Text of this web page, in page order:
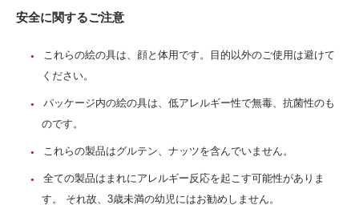
安全に関するご注意
これらの絵の具は、顔と体用です。目的以外のご使用は避けて
ください。
パッケージ内の絵の具は、低アレルギー性で無毒、抗菌性のも
のです。
これらの製品はグルテン、ナッツを含んでいません。
全ての製品はまれにアレルギー反応を起こす可能性がありま
す。 それ故、3歳未満の幼児にはお勧めしません。